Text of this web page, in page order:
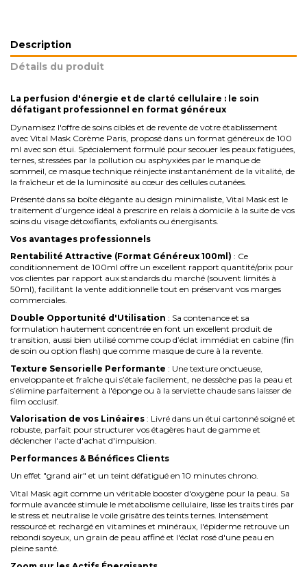
Description
Détails du produit
La perfusion d'énergie et de clarté cellulaire : le soin
défatigant professionnel en format généreux
Dynamisez l'offre de soins ciblés et de revente de votre établissement
avec Vital Mask Corème Paris, proposé dans un format généreux de 100
ml avec son étui. Spécialement formulé pour secouer les peaux fatiguées,
ternes, stressées par la pollution ou asphyxiées par le manque de
sommeil, ce masque technique réinjecte instantanément de la vitalité, de
la fraîcheur et de la luminosité au cœur des cellules cutanées.
Présenté dans sa boîte élégante au design minimaliste, Vital Mask est le
traitement d’urgence idéal à prescrire en relais à domicile à la suite de vos
soins du visage détoxifiants, exfoliants ou énergisants.
Vos avantages professionnels
Rentabilité Attractive (Format Généreux 100ml) : Ce
conditionnement de 100ml offre un excellent rapport quantité/prix pour
vos clientes par rapport aux standards du marché (souvent limités à
50ml), facilitant la vente additionnelle tout en préservant vos marges
commerciales.
Double Opportunité d'Utilisation : Sa contenance et sa
formulation hautement concentrée en font un excellent produit de
transition, aussi bien utilisé comme coup d’éclat immédiat en cabine (fin
de soin ou option flash) que comme masque de cure à la revente.
Texture Sensorielle Performante : Une texture onctueuse,
enveloppante et fraîche qui s’étale facilement, ne dessèche pas la peau et
s’élimine parfaitement à l'éponge ou à la serviette chaude sans laisser de
film occlusif.
Valorisation de vos Linéaires : Livré dans un étui cartonné soigné et
robuste, parfait pour structurer vos étagères haut de gamme et
déclencher l'acte d'achat d'impulsion.
Performances & Bénéfices Clients
Un effet "grand air" et un teint défatigué en 10 minutes chrono.
Vital Mask agit comme un véritable booster d'oxygène pour la peau. Sa
formule avancée stimule le métabolisme cellulaire, lisse les traits tirés par
le stress et neutralise le voile grisâtre des teints ternes. Intensément
ressourcé et rechargé en vitamines et minéraux, l'épiderme retrouve un
rebondi soyeux, un grain de peau affiné et l'éclat rosé d'une peau en
pleine santé.